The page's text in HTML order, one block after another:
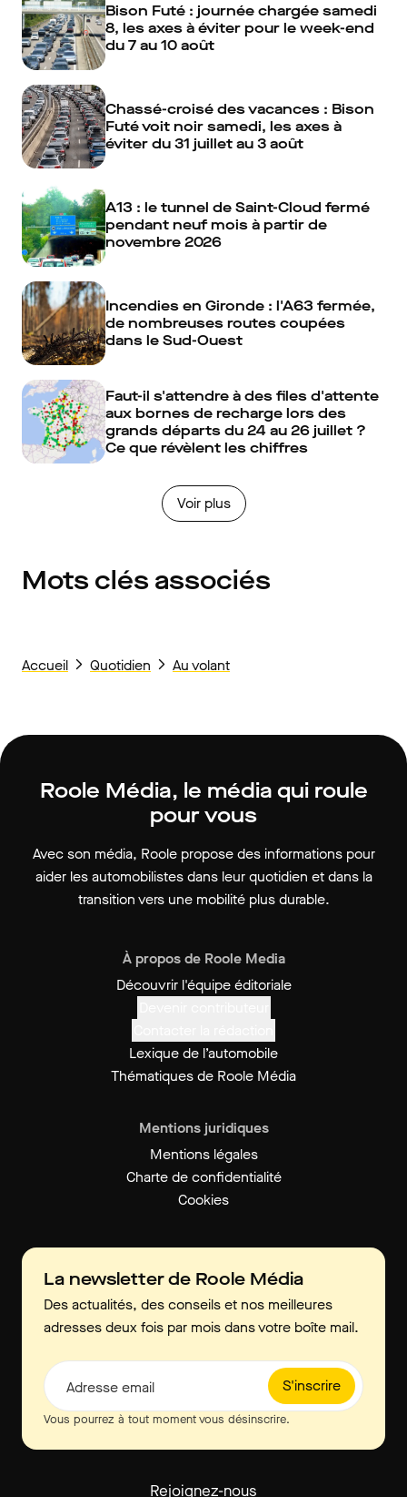
Bison Futé : journée chargée samedi
8, les axes à éviter pour le week-end
du 7 au 10 août
Chassé-croisé des vacances : Bison
Futé voit noir samedi, les axes à
éviter du 31 juillet au 3 août
A13 : le tunnel de Saint-Cloud fermé
pendant neuf mois à partir de
novembre 2026
Incendies en Gironde : l'A63 fermée,
de nombreuses routes coupées
dans le Sud-Ouest
Faut-il s'attendre à des files d'attente
aux bornes de recharge lors des
grands départs du 24 au 26 juillet ?
Ce que révèlent les chiffres
Voir plus
Mots clés associés
Accueil Quotidien Au volant
Roole Média, le média qui roule
pour vous
Avec son média, Roole propose des informations pour
aider les automobilistes dans leur quotidien et dans la
transition vers une mobilité plus durable.
À propos de Roole Media
Découvrir l'équipe éditoriale
Lexique de l’automobile
Thématiques de Roole Média
Mentions juridiques
Mentions légales
Charte de confidentialité
Cookies
La newsletter de Roole Média
Des actualités, des conseils et nos meilleures
adresses deux fois par mois dans votre boîte mail.
S'inscrire
Adresse email
Vous pourrez à tout moment vous désinscrire.
Rejoignez-nous